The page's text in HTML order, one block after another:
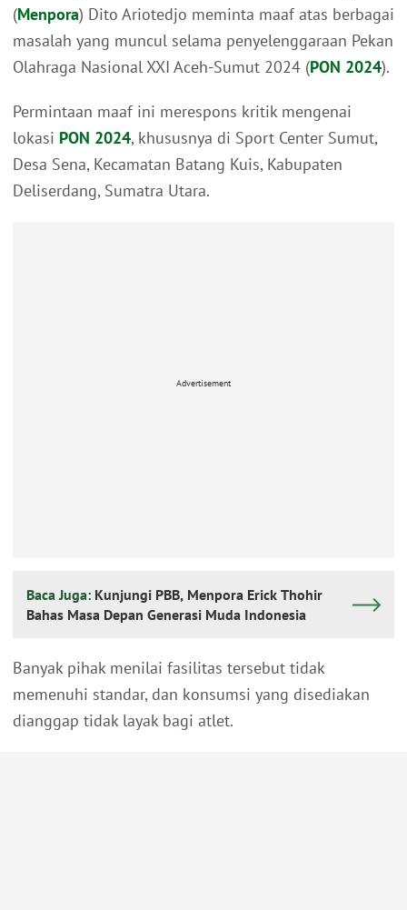
(Menpora) Dito Ariotedjo meminta maaf atas berbagai
masalah yang muncul selama penyelenggaraan Pekan
Olahraga Nasional XXI Aceh-Sumut 2024 (PON 2024).
Permintaan maaf ini merespons kritik mengenai
lokasi PON 2024, khususnya di Sport Center Sumut,
Desa Sena, Kecamatan Batang Kuis, Kabupaten
Deliserdang, Sumatra Utara.
Advertisement
Baca Juga: Kunjungi PBB, Menpora Erick Thohir
Bahas Masa Depan Generasi Muda Indonesia
Banyak pihak menilai fasilitas tersebut tidak
memenuhi standar, dan konsumsi yang disediakan
dianggap tidak layak bagi atlet.